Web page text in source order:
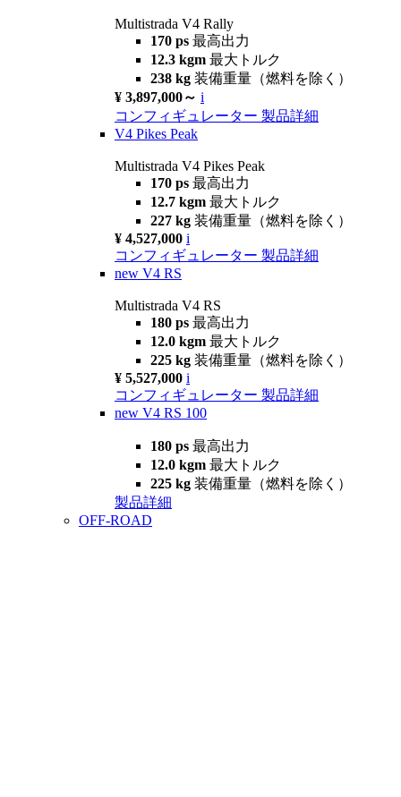
Multistrada V4 Rally
170 ps 最高出力
12.3 kgm 最大トルク
238 kg 装備重量（燃料を除く）
¥ 3,897,000～ i
コンフィギュレーター 製品詳細
V4 Pikes Peak
Multistrada V4 Pikes Peak
170 ps 最高出力
12.7 kgm 最大トルク
227 kg 装備重量（燃料を除く）
¥ 4,527,000 i
コンフィギュレーター 製品詳細
new V4 RS
Multistrada V4 RS
180 ps 最高出力
12.0 kgm 最大トルク
225 kg 装備重量（燃料を除く）
¥ 5,527,000 i
コンフィギュレーター 製品詳細
new V4 RS 100
180 ps 最高出力
12.0 kgm 最大トルク
225 kg 装備重量（燃料を除く）
製品詳細
OFF-ROAD